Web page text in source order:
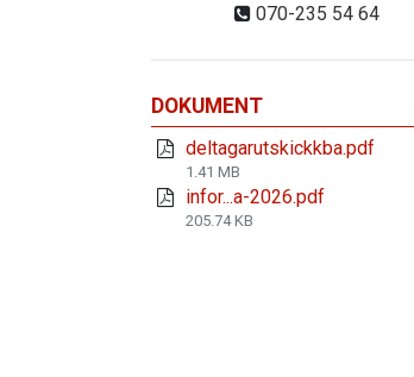
070-235 54 64
DOKUMENT
deltagarutskickkba.pdf
1.41 MB
infor...a-2026.pdf
205.74 KB